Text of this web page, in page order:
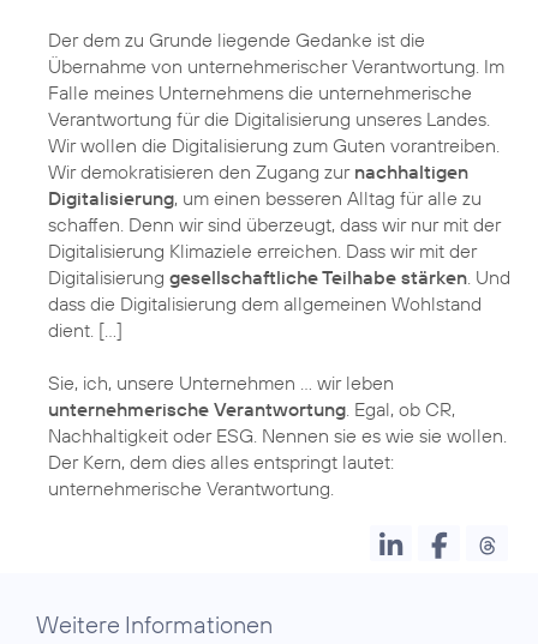
Der dem zu Grunde liegende Gedanke ist die
Übernahme von unternehmerischer Verantwortung. Im
Falle meines Unternehmens die unternehmerische
Verantwortung für die Digitalisierung unseres Landes.
Wir wollen die Digitalisierung zum Guten vorantreiben.
Wir demokratisieren den Zugang zur nachhaltigen
Digitalisierung, um einen besseren Alltag für alle zu
schaffen. Denn wir sind überzeugt, dass wir nur mit der
Digitalisierung Klimaziele erreichen. Dass wir mit der
Digitalisierung gesellschaftliche Teilhabe stärken . Und
dass die Digitalisierung dem allgemeinen Wohlstand
dient. […]
Sie, ich, unsere Unternehmen … wir leben
unternehmerische Verantwortung . Egal, ob CR,
Nachhaltigkeit oder ESG. Nennen sie es wie sie wollen.
Der Kern, dem dies alles entspringt lautet:
Weitere Informationen